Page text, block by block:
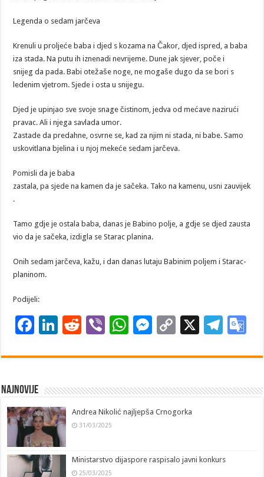
Legenda o sedam jarčeva
Krenuli u proljeće baba i djed s kozama na Čakor, djed ispred, a baba
iza stada. Na putu ih iznenadi nevrijeme. Dune jak sjever, poče i
snijeg da pada. Babi otežaše noge, ne mogaše dugo da se bori s
ledenim vjetrom. Sjede i osta u snijegu.
Djed je upinjao sve svoje snage čistinom, jedva od mećave nazirući
pravac. Ali i njega savlada umor.
Zastade da predahne, osvrne se, kad za njim ni stada, ni babe. Samo
uskovitlana bjelina i u njoj mekeće sedam jarčeva.
Pomisli da je baba
zastala, pa sjede na kamen da je sačeka. Tako na kamenu, usni zauvijek
.
Tamo gdje je ostala baba, danas je Babino polje, a gdje se djed zausta
vio da je sačeka, izdigla se Starac planina.
Onih sedam jarčeva, kažu, i dan danas lutaju Babinim poljem i Starac-
planinom.
Podijeli:
F
e
b
o
o
k
Li
k
dI
n
R
d
t
Vi
er
W
at
p
p
M
se
g
er
C
p
Li
n
X
T
e
a
o
e
Najnovije
Andrea Nikolić najljepša Crnogorka
31/03/2025
Ministarstvo dijaspore raspisalo javni konkurs
25/03/2025